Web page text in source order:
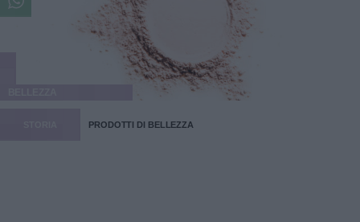
PRODOTTI DI BELLEZZA